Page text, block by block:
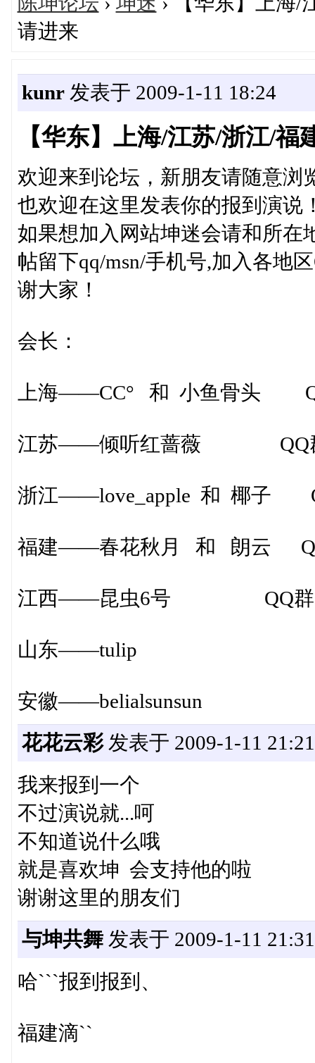
请进来
kunr发表于 2009-1-11 18:24
【华东】上海/江苏/浙江/
欢迎来到论坛，新朋友请随意浏
也欢迎在这里发表你的报到演说
如果想加入网站坤迷会请和所在
帖留下qq/msn/手机号,加入各地
谢大家！
会长：
上海——CC° 和 小鱼骨头
江苏——倾听红蔷薇 QQ群
浙江——love_apple 和 椰子
福建——春花秋月 和 朗云 QQ
江西——昆虫6号 QQ群：
山东——tulip QQ群
安徽——belialsunsun
花花云彩发表于 2009-1-11 21:21
我来报到一个
不过演说就...呵
不知道说什么哦
就是喜欢坤 会支持他的啦
谢谢这里的朋友们
与坤共舞发表于 2009-1-11 21:31
哈```报到报到、
福建滴``